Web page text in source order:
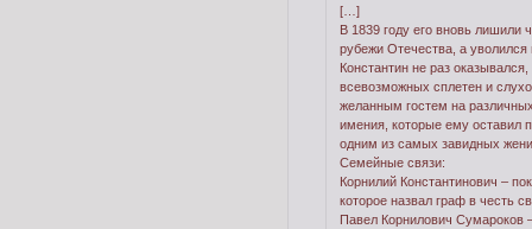
[…]
В 1839 году его вновь лишили
рубежи Отечества, а
Константин не раз
всевозможных сплетен и
желанным гостем на
имения, которые ему оставил
одним из самых завидных
Семейные связи:
Корнилий Константинович –
которое назвал граф в честь
Павел Корнилович Сумароков